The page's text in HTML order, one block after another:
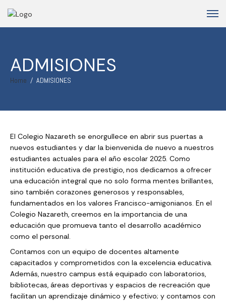
ADMISIONES
Home ADMISIONES
El Colegio Nazareth se enorgullece en abrir sus puertas a
nuevos estudiantes y dar la bienvenida de nuevo a nuestros
estudiantes actuales para el año escolar 2025. Como
institución educativa de prestigio, nos dedicamos a ofrecer
una educación integral que no solo forma mentes brillantes,
sino también corazones generosos y responsables,
fundamentados en los valores Francisco-amigonianos. En el
Colegio Nazareth, creemos en la importancia de una
educación que promueva tanto el desarrollo académico
como el personal.
Contamos con un equipo de docentes altamente
capacitados y comprometidos con la excelencia educativa.
Además, nuestro campus está equipado con laboratorios,
bibliotecas, áreas deportivas y espacios de recreación que
facilitan un aprendizaje dinámico y efectivo; y contamos con